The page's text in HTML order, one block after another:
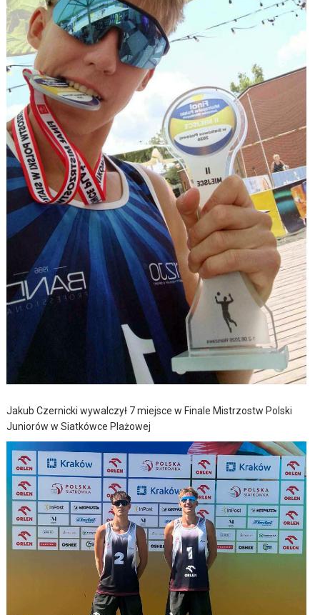
Jakub Czernicki wywalczył 7 miejsce w Finale Mistrzostw Polski
Juniorów w Siatkówce Plażowej